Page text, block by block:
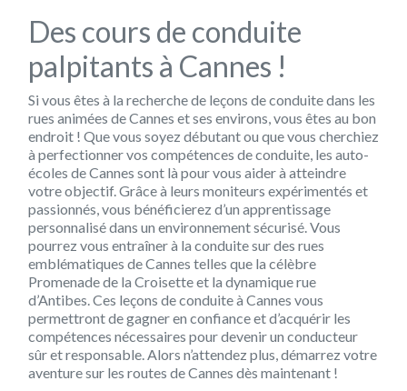
Des cours de conduite
palpitants à Cannes !
Si vous êtes à la recherche de leçons de conduite dans les
rues animées de Cannes et ses environs, vous êtes au bon
endroit ! Que vous soyez débutant ou que vous cherchiez
à perfectionner vos compétences de conduite, les auto-
écoles de Cannes sont là pour vous aider à atteindre
votre objectif. Grâce à leurs moniteurs expérimentés et
passionnés, vous bénéficierez d’un apprentissage
personnalisé dans un environnement sécurisé. Vous
pourrez vous entraîner à la conduite sur des rues
emblématiques de Cannes telles que la célèbre
Promenade de la Croisette et la dynamique rue
d’Antibes. Ces leçons de conduite à Cannes vous
permettront de gagner en confiance et d’acquérir les
compétences nécessaires pour devenir un conducteur
sûr et responsable. Alors n’attendez plus, démarrez votre
aventure sur les routes de Cannes dès maintenant !